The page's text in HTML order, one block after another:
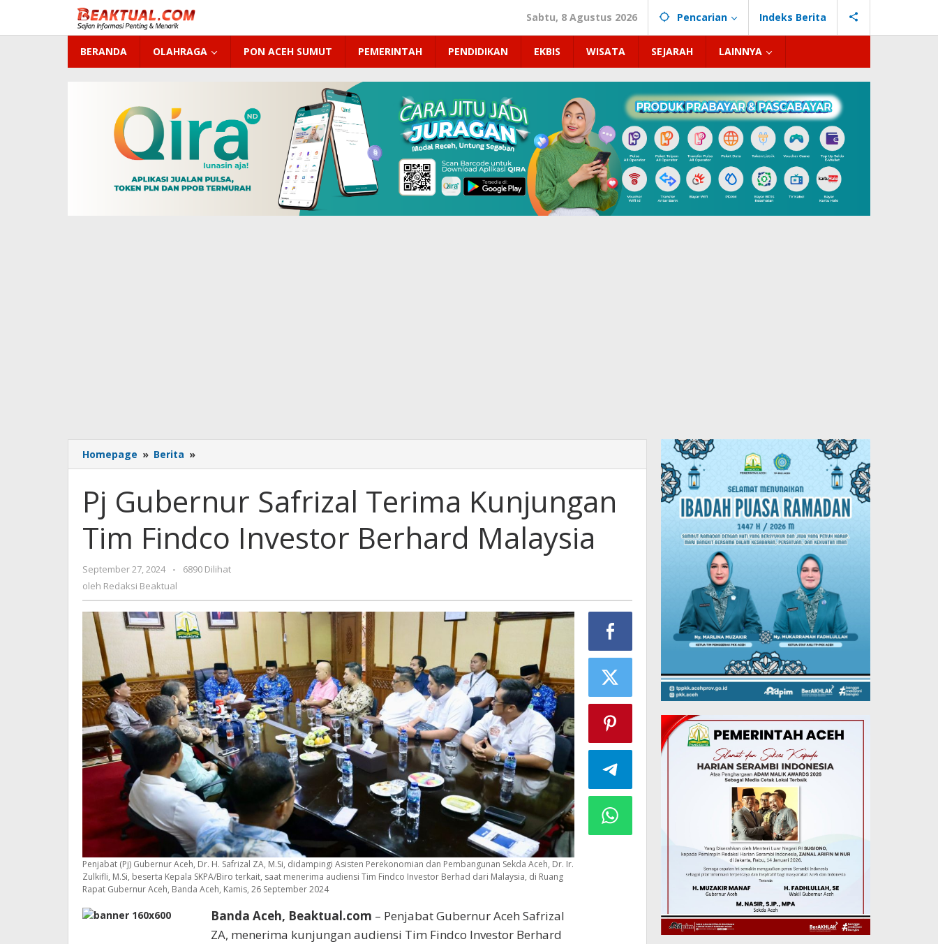
konten
Sabtu, 8 Agustus 2026 Pencarian Indeks Berita
BERANDA OLAHRAGA PON ACEH SUMUT PEMERINTAH PENDIDIKAN EKBIS WISATA SEJARAH LAINNYA
Homepage » Berita »
Gubernur
Terima
Kunjungan
Findco
Berhard
Pj Gubernur Safrizal Terima Kunjungan
Tim Findco Investor Berhard Malaysia
September 27, 2024
oleh
Redaksi
-
6890 Dilihat
oleh Redaksi Beaktual
Penjabat (Pj) Gubernur Aceh, Dr. H. Safrizal ZA, M.Si, didampingi Asisten Perekonomian dan Pembangunan Sekda Aceh, Dr. Ir.
Zulkifli, M.Si, beserta Kepala SKPA/Biro terkait, saat menerima audiensi Tim Findco Investor Berhad dari Malaysia, di Ruang
Rapat Gubernur Aceh, Banda Aceh, Kamis, 26 September 2024
Banda Aceh, Beaktual.com – Penjabat Gubernur Aceh Safrizal
ZA, menerima kunjungan audiensi Tim Findco Investor Berhard